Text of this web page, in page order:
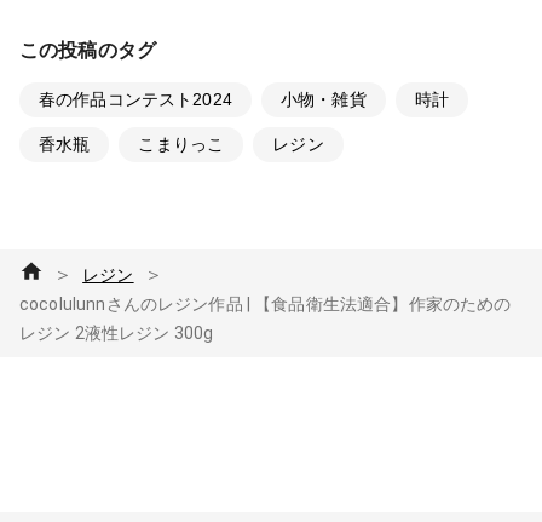
この投稿のタグ
春の作品コンテスト2024 小物・雑貨 時計
香水瓶 こまりっこ レジン
＞ レジン ＞
cocolulunnさんのレジン作品 | 【食品衛生法適合】作家のための
レジン 2液性レジン 300g